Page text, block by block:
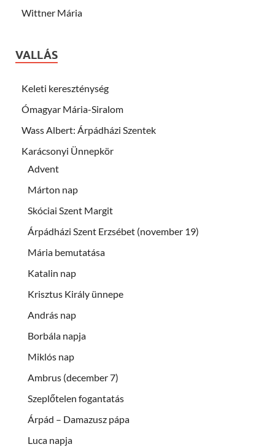
Wittner Mária
VALLÁS
Keleti kereszténység
Ómagyar Mária-Siralom
Wass Albert: Árpádházi Szentek
Karácsonyi Ünnepkör
Advent
Márton nap
Skóciai Szent Margit
Árpádházi Szent Erzsébet (november 19)
Mária bemutatása
Katalin nap
Krisztus Király ünnepe
András nap
Borbála napja
Miklós nap
Ambrus (december 7)
Szeplőtelen fogantatás
Árpád – Damazusz pápa
Luca napja